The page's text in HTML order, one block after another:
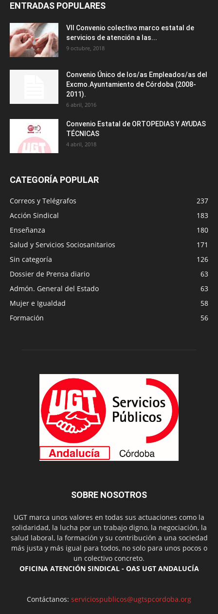
ENTRADAS POPULARES
VII Convenio colectivo marco estatal de
servicios de atención a las...
9 octubre, 2018
Convenio Único de los/as Empleados/as del
Excmo.Ayuntamiento de Córdoba (2008-
2011).
6 abril, 2016
Convenio Estatal de ORTOPEDIAS Y AYUDAS
TÉCNICAS
4 abril, 2018
CATEGORÍA POPULAR
Correos y Telégrafos
237
Acción Sindical
183
Enseñanza
180
Salud y Servicios Sociosanitarios
171
Sin categoría
126
Dossier de Prensa diario
63
Admón. General del Estado
63
Mujer e Igualdad
58
Formación
56
SOBRE NOSOTROS
UGT marca unos valores en todas sus actuaciones como la
solidaridad, la lucha por un trabajo digno, la negociación, la
salud laboral, la formación y su contribución a una sociedad
más justa y más igual para todos, no solo para unos pocos o
un colectivo concreto.
OFICINA ATENCIÓN SINDICAL - OAS UGT ANDALUCÍA
Contáctanos: serviciospublicos@ugtspcordoba.org